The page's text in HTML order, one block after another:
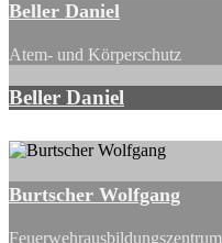
Beller Daniel
Atem- und Körperschutz
Beller Daniel
Burtscher Wolfgang
Feuerwehrausbildungszentrum